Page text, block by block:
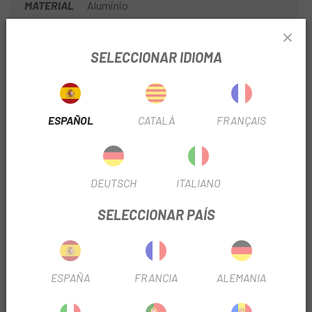
MATERIAL Aluminio
INFORMACIÓN DEL PRODUCTO
asombroso ajuste y acabado, así como una estética y un
diseño moderno y exclusivo. Toda la gama Egg Beater es
resistente al agua y cuentan con rodamientos sellados para
Incluyen calas
OPINIONES
SELECCIONAR IDIOMA
ESPAÑOL CATALÀ FRANÇAIS
DEUTSCH ITALIANO
SELECCIONAR PAÍS
ESPAÑA FRANCIA ALEMANIA